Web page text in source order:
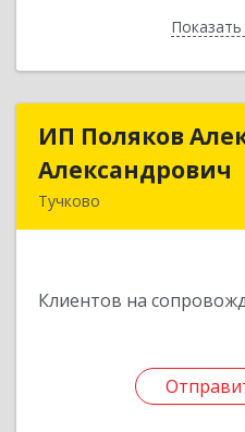
ИП Поляков
Александрович
Тучково
Клиентов на
ИП